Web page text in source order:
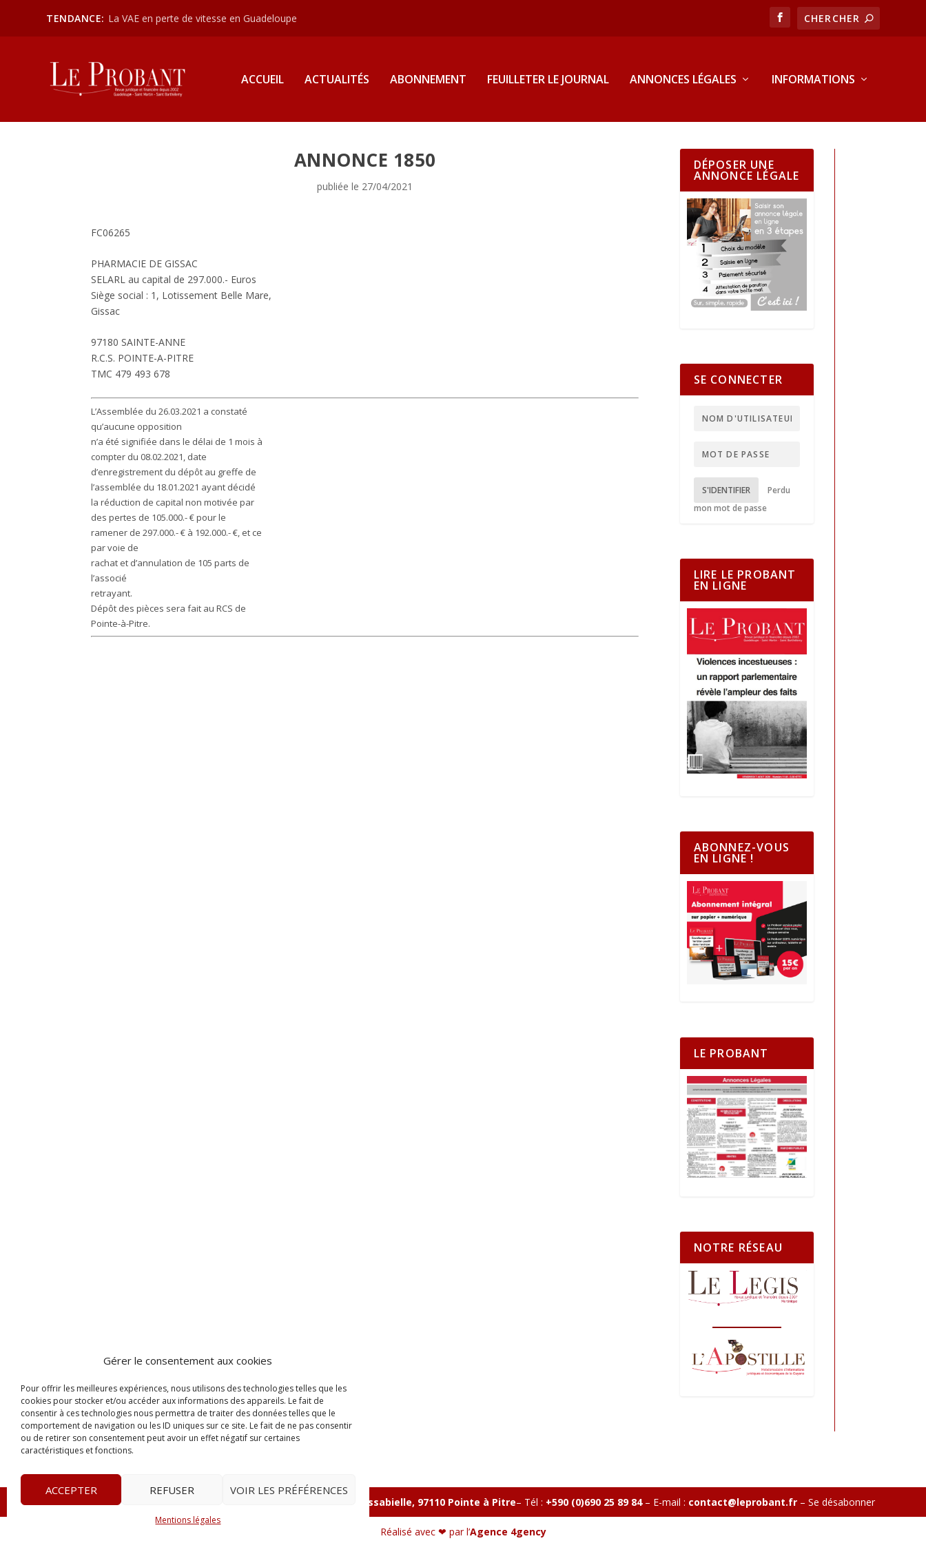
Gérer le consentement aux cookies
Pour offrir les meilleures expériences, nous utilisons des technologies telles que les
cookies pour stocker et/ou accéder aux informations des appareils. Le fait de
consentir à ces technologies nous permettra de traiter des données telles que le
comportement de navigation ou les ID uniques sur ce site. Le fait de ne pas consentir
ou de retirer son consentement peut avoir un effet négatif sur certaines
caractéristiques et fonctions.
ACCEPTER REFUSER VOIR LES PRÉFÉRENCES
Mentions légales
TENDANCE: La VAE en perte de vitesse en Guadeloupe
ACCUEIL ACTUALITÉS ABONNEMENT FEUILLETER LE JOURNAL ANNONCES LÉGALES INFORMATIONS
ANNONCE 1850
publiée le 27/04/2021
FC06265
PHARMACIE DE GISSAC
SELARL au capital de 297.000.- Euros
Siège social : 1, Lotissement Belle Mare,
Gissac
97180 SAINTE-ANNE
R.C.S. POINTE-A-PITRE
TMC 479 493 678
L’Assemblée du 26.03.2021 a constaté
qu’aucune opposition
n’a été signifiée dans le délai de 1 mois à
compter du 08.02.2021, date
d’enregistrement du dépôt au greffe de
l’assemblée du 18.01.2021 ayant décidé
la réduction de capital non motivée par
des pertes de 105.000.- € pour le
ramener de 297.000.- € à 192.000.- €, et ce
par voie de
rachat et d’annulation de 105 parts de
l’associé
retrayant.
Dépôt des pièces sera fait au RCS de
Pointe-à-Pitre.
DÉPOSER UNE
ANNONCE LÉGALE
SE CONNECTER
S'IDENTIFIER
Perdu
mon mot de passe
LIRE LE PROBANT
EN LIGNE
ABONNEZ-VOUS
EN LIGNE !
LE PROBANT
NOTRE RÉSEAU
Le Probant Tour Massabielle, Rue Massabielle, 97110 Pointe à Pitre– Tél : +590 (0)690 25 89 84– E-mail : contact@leprobant.fr– Se désabonner
Réalisé avec ❤ par l’Agence 4gency